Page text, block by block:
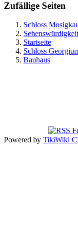
Zufällige Seiten
Schloss
Startseite
Schloss
Bauhaus
Powered by TikiWiki